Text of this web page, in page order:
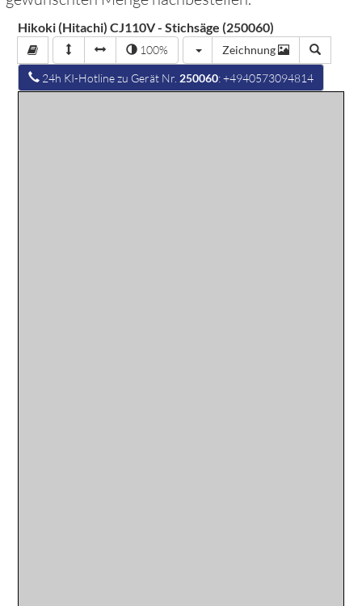
Hikoki (Hitachi) CJ110V - Stichsäge (250060)
100% Zeichnung
24h KI-Hotline zu Gerät Nr. 250060: +4940573094814